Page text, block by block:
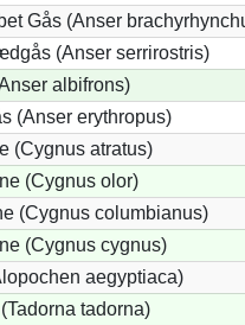
Gås (Anser
(Anser serrirostris)
albifrons)
(Anser erythropus)
(Cygnus atratus)
(Cygnus olor)
(Cygnus columbianus)
(Cygnus cygnus)
aegyptiaca)
tadorna)